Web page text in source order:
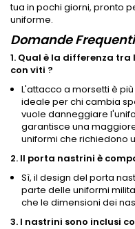
tua in pochi giorni, pronto
uniforme.
Domande
1. Qual è la differenza
con viti ?
L'attacco a morsetti è
ideale per chi cambia
vuole danneggiare
garantisce una
uniformi che richiedono
2. Il porta nastrini è
Sì, il design del porta
parte delle uniformi
che le dimensioni dei
3. I nastrini sono inclusi